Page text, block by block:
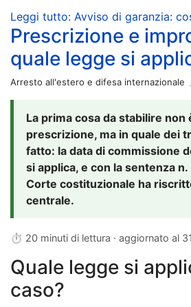
Leggi tutto: Avviso di garanzia:
Prescrizione e
quale legge si
Arresto all'estero e difesa internazionale
La prima cosa da stabilire non
prescrizione, ma in quale dei
fatto: la data di commissione
si applica, e con la sentenza
Corte costituzionale ha
centrale.
⏱ 20 minuti di lettura · aggiornato al
Quale legge si
caso?